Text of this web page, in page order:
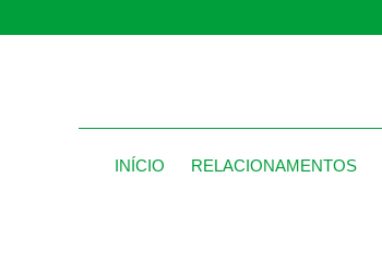
INÍCIO RELACIONAMENTOS